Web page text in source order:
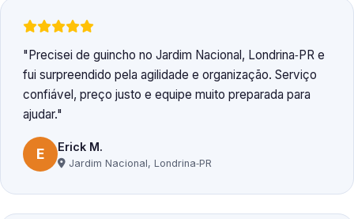
Precisei de guincho no Jardim Nacional, Londrina‑PR e
fui surpreendido pela agilidade e organização. Serviço
confiável, preço justo e equipe muito preparada para
ajudar.
E Erick M.
Jardim Nacional, Londrina‑PR